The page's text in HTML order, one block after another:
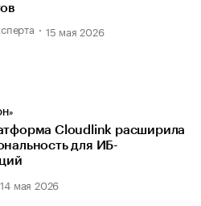
15 мая 2026
Cloudlink расширила
для ИБ-
14 мая 2026